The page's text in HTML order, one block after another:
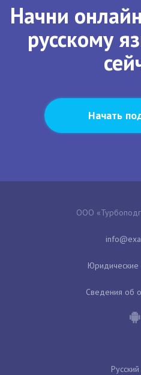
Начни
русскому
Начать
ООО
Юридические
Сведения об